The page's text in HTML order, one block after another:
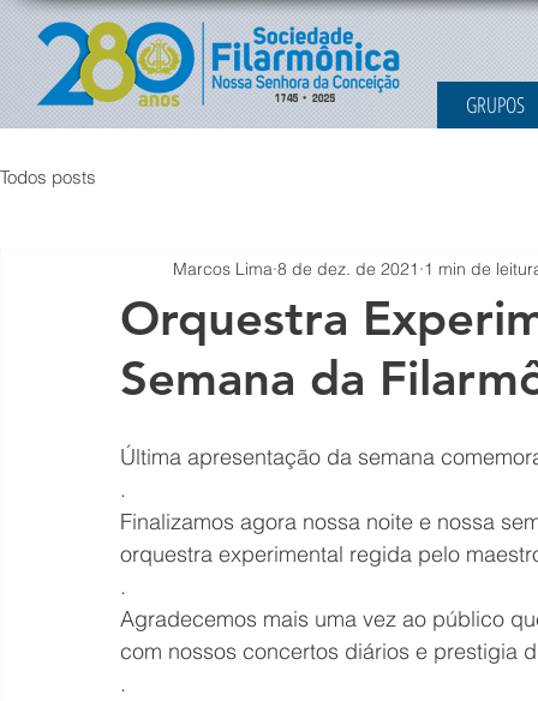
GRUPOS
Todos posts
Orquestra
Semana da
Marcos Lima 8 de dez. de 2021 1 min de
Última apresentação da semana
.
Finalizamos agora nossa noite e nossa
orquestra experimental regida pelo
.
Agradecemos mais uma vez ao público
com nossos concertos diários e prestigia
.